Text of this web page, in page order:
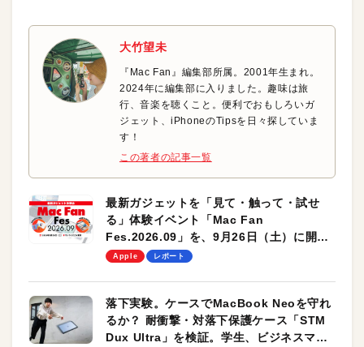
大竹望未
『Mac Fan』編集部所属。2001年生まれ。
2024年に編集部に入りました。趣味は旅
行、音楽を聴くこと。便利でおもしろいガ
ジェット、iPhoneのTipsを日々探していま
す！
この著者の記事一覧
最新ガジェットを「見て・触って・試せ
る」体験イベント「Mac Fan
Fes.2026.09」を、9月26日（土）に開催
します！
Apple レポート
落下実験。ケースでMacBook Neoを守れ
るか？ 耐衝撃・対落下保護ケース「STM
Dux Ultra」を検証。学生、ビジネスマン